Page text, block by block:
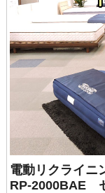
電動リクライ
RP-2000BAE